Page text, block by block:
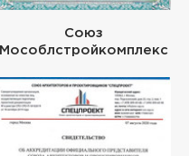
Союз
Мособлстройкомплекс